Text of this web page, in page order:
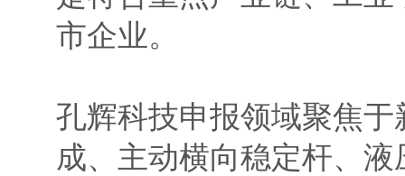
市企业。
孔辉科技申报领域聚焦
成、主动横向稳定杆、